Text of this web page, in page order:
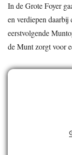
In de Grote Foyer
en verdiepen daarbij
eerstvolgende
de Munt zorgt voor